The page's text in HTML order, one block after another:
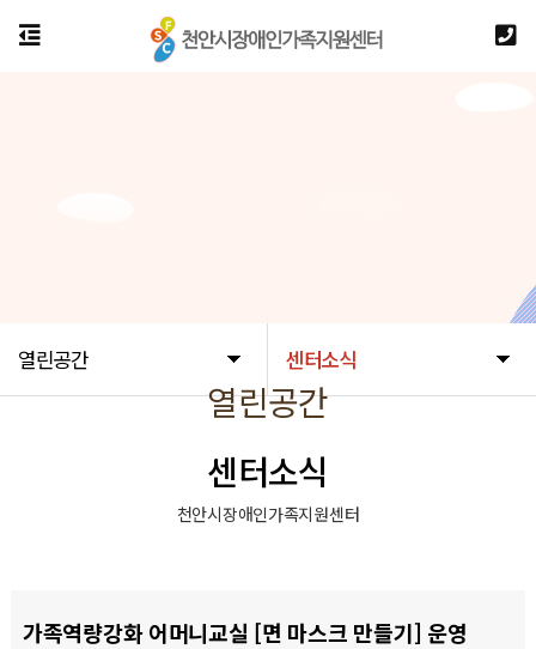
열린공간 센터소식
열린공간
센터소식
천안시장애인가족지원센터
가족역량강화 어머니교실 [면 마스크 만들기] 운영